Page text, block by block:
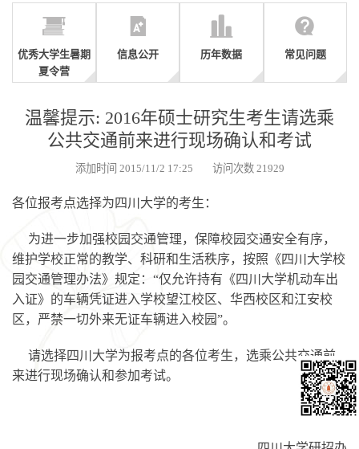
优秀大学生暑期
夏令营
信息公开 历年数据 常见问题
温馨提示: 2016年硕士研究生考生请选乘
公共交通前来进行现场确认和考试
添加时间 2015/11/2 17:25 访问次数 21929
各位报考点选择为四川大学的考生：
为进一步加强校园交通管理，保障校园交通安全有序，
维护学校正常的教学、科研和生活秩序，按照《四川大学校
园交通管理办法》规定：“仅允许持有《四川大学机动车出
入证》的车辆凭证进入学校望江校区、华西校区和江安校
区，严禁一切外来无证车辆进入校园”。
请选择四川大学为报考点的各位考生，选乘公共交通前
来进行现场确认和参加考试。